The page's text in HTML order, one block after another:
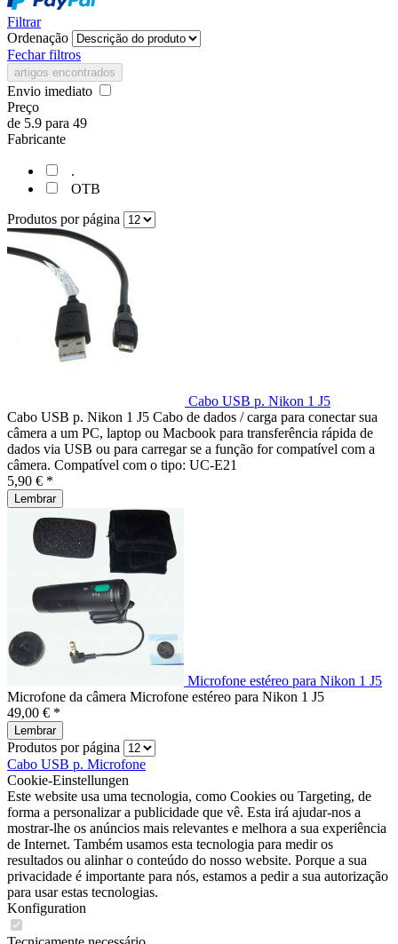
Filtrar
Ordenação
Fechar filtros
artigos encontrados
Envio imediato
Preço
de 5.9 para 49
Fabricante
.
OTB
Produtos por página
Cabo USB p. Nikon 1 J5
Cabo USB p. Nikon 1 J5 Cabo de dados / carga para conectar sua
câmera a um PC, laptop ou Macbook para transferência rápida de
dados via USB ou para carregar se a função for compatível com a
câmera. Compatível com o tipo: UC-E21
5,90 € *
Lembrar
Microfone estéreo para Nikon 1 J5
Microfone da câmera Microfone estéreo para Nikon 1 J5
49,00 € *
Lembrar
Produtos por página
Cabo USB p. Microfone
Cookie-Einstellungen
Este website usa uma tecnologia, como Cookies ou Targeting, de
forma a personalizar a publicidade que vê. Esta irá ajudar-nos a
mostrar-lhe os anúncios mais relevantes e melhora a sua experiência
de Internet. Também usamos esta tecnologia para medir os
resultados ou alinhar o conteúdo do nosso website. Porque a sua
privacidade é importante para nós, estamos a pedir a sua autorização
para usar estas tecnologias.
Konfiguration